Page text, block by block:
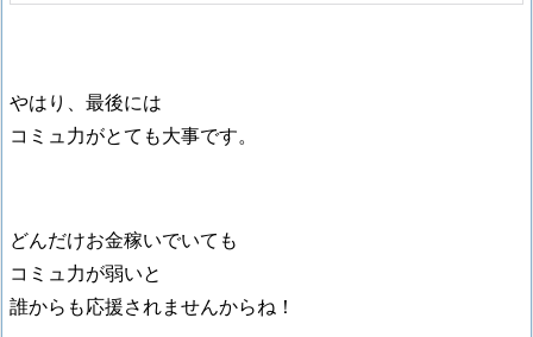
やはり、最後には
コミュ力がとても大事です。
どんだけお金稼いでいても
コミュ力が弱いと
誰からも応援されませんからね！